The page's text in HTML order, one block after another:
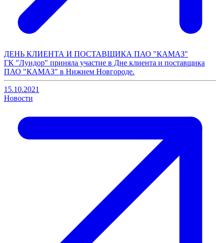
ДЕНЬ КЛИЕНТА И ПОСТАВЩИКА ПАО "КАМАЗ"
ГК "Луидор" приняла участие в Дне клиента и поставщика
ПАО "КАМАЗ" в Нижнем Новгороде.
15.10.2021
Новости